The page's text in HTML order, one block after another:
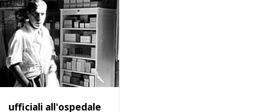
ufficiali all'ospedale